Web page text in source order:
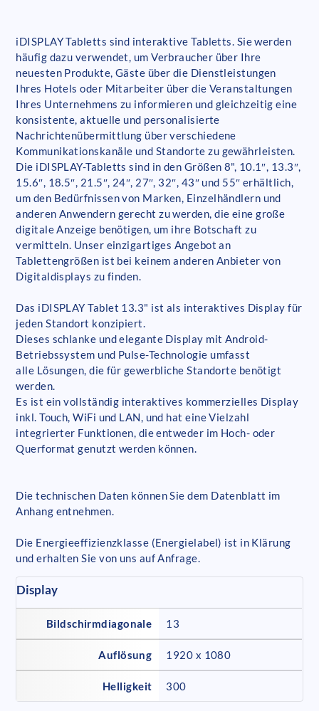
iDISPLAY Tabletts sind interaktive Tabletts. Sie werden
häufig dazu verwendet, um Verbraucher über Ihre
neuesten Produkte, Gäste über die Dienstleistungen
Ihres Hotels oder Mitarbeiter über die Veranstaltungen
Ihres Unternehmens zu informieren und gleichzeitig eine
konsistente, aktuelle und personalisierte
Nachrichtenübermittlung über verschiedene
Kommunikationskanäle und Standorte zu gewährleisten.
Die iDISPLAY-Tabletts sind in den Größen 8", 10.1″, 13.3″,
15.6″, 18.5″, 21.5″, 24″, 27″, 32″, 43″ und 55″ erhältlich,
um den Bedürfnissen von Marken, Einzelhändlern und
anderen Anwendern gerecht zu werden, die eine große
digitale Anzeige benötigen, um ihre Botschaft zu
vermitteln. Unser einzigartiges Angebot an
Tablettengrößen ist bei keinem anderen Anbieter von
Digitaldisplays zu finden.
Das iDISPLAY Tablet 13.3" ist als interaktives Display für
jeden Standort konzipiert.
Dieses schlanke und elegante Display mit Android-
Betriebssystem und Pulse-Technologie umfasst
alle Lösungen, die für gewerbliche Standorte benötigt
werden.
Es ist ein vollständig interaktives kommerzielles Display
inkl. Touch, WiFi und LAN, und hat eine Vielzahl
integrierter Funktionen, die entweder im Hoch- oder
Querformat genutzt werden können.
Die technischen Daten können Sie dem Datenblatt im
Anhang entnehmen.
Die Energieeffizienzklasse (Energielabel) ist in Klärung
und erhalten Sie von uns auf Anfrage.
Display
Bildschirmdiagonale 13
Auflösung 1920 x 1080
Helligkeit 300